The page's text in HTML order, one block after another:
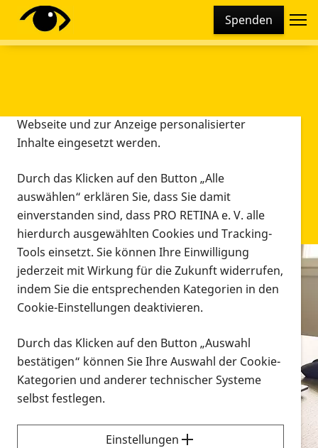
Spenden
Infomaterial
Infomaterial
Vorlesen
Alle Infomaterialien in verschiedenen
Formaten an einem Ort
Sie möchten wissen, wie Sie nach Infonmaterial
suchen und dieses bestellen bzw. herunterladen
Diese Webseite setzt verschiedene Cookies und
Tracking-Tools ein. Dies beinhaltet Cookies und
Webseite und zur Anzeige personalisierter
Inhalte eingesetzt werden.
Durch das Klicken auf den Button „Alle
auswählen“ erklären Sie, dass Sie damit
einverstanden sind, dass PRO RETINA e. V. alle
hierdurch ausgewählten Cookies und Tracking-
Tools einsetzt. Sie können Ihre Einwilligung
jederzeit mit Wirkung für die Zukunft widerrufen,
indem Sie die entsprechenden Kategorien in den
Cookie-Einstellungen deaktivieren.
Durch das Klicken auf den Button „Auswahl
bestätigen“ können Sie Ihre Auswahl der Cookie-
Kategorien und anderer technischer Systeme
selbst festlegen.
Einstellungen